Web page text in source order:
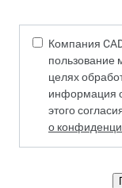
Компания
целях
информация
этого
о